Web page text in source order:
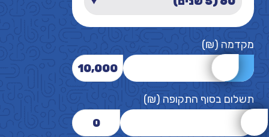
מקדמה (₪)
10,000
תשלום בסוף התקופה (₪)
0